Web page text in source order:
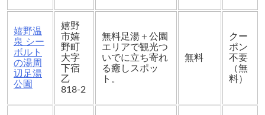
嬉野温
泉 シー
ボルト
の湯周
辺足湯
公園
嬉野
市嬉
野町
大字
下宿
乙
818-2
無料足湯＋公園
エリアで観光つ
いでに立ち寄れ
る癒しスポッ
ト。
無料
クー
ポン
不要
（無
料）